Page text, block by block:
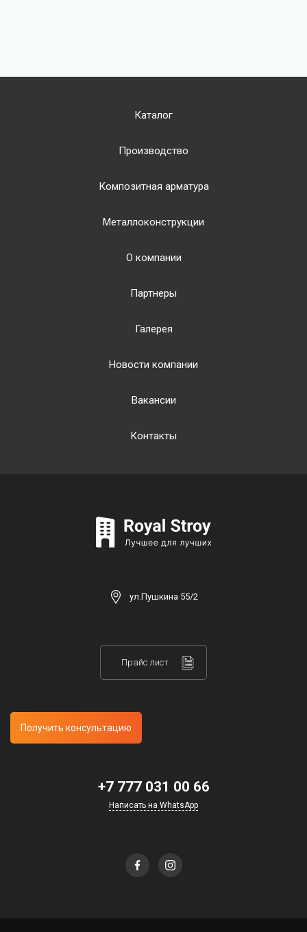
Каталог
Производство
Композитная арматура
Металлоконструкции
О компании
Партнеры
Галерея
Новости компании
Вакансии
Контакты
ул.Пушкина 55/2
Прайс лист
Получить консультацию
+7 777 031 00 66
Написать на WhatsApp